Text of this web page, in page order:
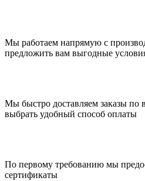
Мы работаем напрямую с
предложить вам выгодные
Мы быстро доставляем заказы по
выбрать удобный способ оплаты
По первому требованию мы
сертификаты